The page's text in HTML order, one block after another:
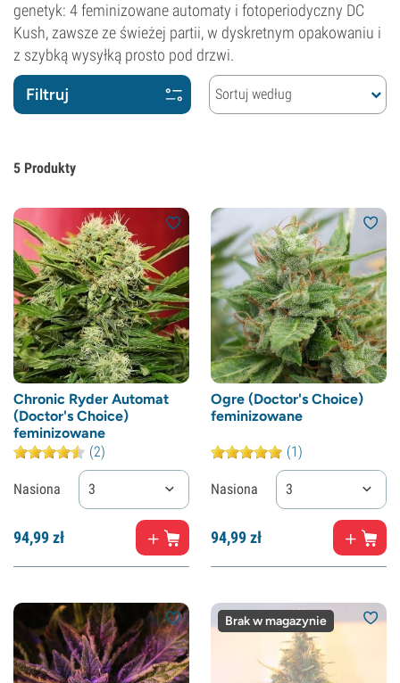
genetyk: 4 feminizowane automaty i fotoperiodyczny DC
Kush, zawsze ze świeżej partii, w dyskretnym opakowaniu i
z szybką wysyłką prosto pod drzwi.
Filtruj Sortuj według
5 Produkty
Chronic Ryder Automat
(Doctor's Choice)
feminizowane
(2)
Nasiona 3
94,99zł
Ogre (Doctor's Choice)
feminizowane
(1)
Nasiona 3
94,99zł
Brak w magazynie